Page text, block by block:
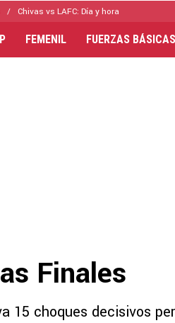
Chivas vs LAFC: Día y hora
FEMENIL FUERZAS BÁSICAS
Finales
15 choques decisivos